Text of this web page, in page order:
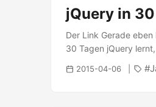
jQuery in
Der Link Gerade
30 Tagen jQuery
anderen Leser. ...
2015-04-06